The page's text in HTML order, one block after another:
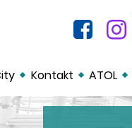
Kontakt ATOL